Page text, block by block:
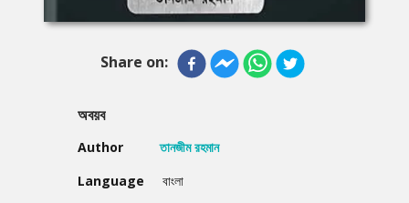
Share on:
অবয়ব
Author
তানজীম রহমান
Language
বাংলা